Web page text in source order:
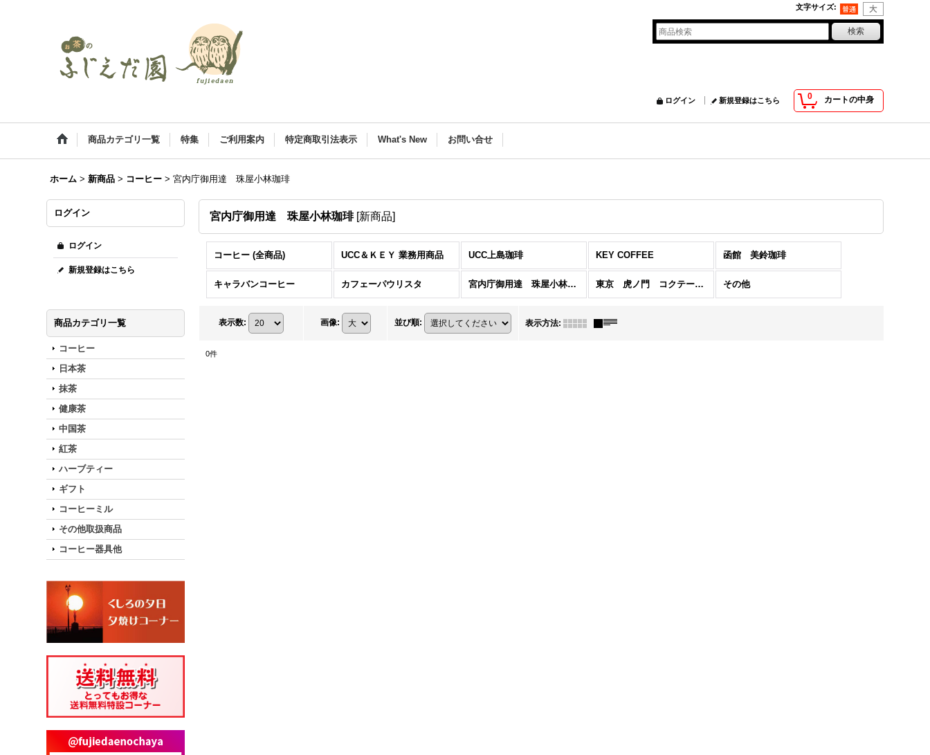
文字サイズ:
0 カートの中身
ログイン 新規登録はこちら
商品カテゴリ一覧 特集 ご利用案内 特定商取引法表示 What's New お問い合せ
ホーム > 新商品 > コーヒー > 宮内庁御用達 珠屋小林珈琲
ログイン
ログイン
新規登録はこちら
商品カテゴリ一覧
コーヒー
日本茶
抹茶
健康茶
中国茶
紅茶
ハーブティー
ギフト
コーヒーミル
その他取扱商品
コーヒー器具他
宮内庁御用達 珠屋小林珈琲 [新商品]
コーヒー (全商品) UCC＆ＫＥＹ 業務用商品 UCC上島珈琲 KEY COFFEE 函館 美鈴珈琲
キャラバンコーヒー カフェーパウリスタ 宮内庁御用達 珠屋小林珈琲 東京 虎ノ門 コクテール堂 その他
表示数: 画像: 並び順: 表示方法:
0件